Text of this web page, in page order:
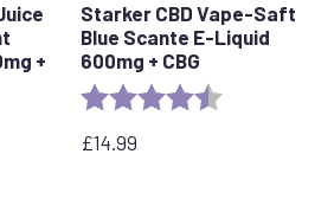
+
von 5 Sternen
Starker CBD Vape-Saft
Blue Scante E-Liquid
600mg + CBG
Bewertung:
£14.99